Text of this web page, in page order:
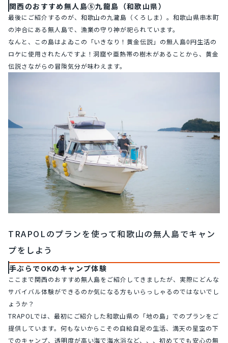
関西のおすすめ無人島⑤九龍島（和歌山県）
最後にご紹介するのが、和歌山の九瀧島（くろしま）。和歌山県串本町
の沖合にある無人島で、漁業の守り神が祀られています。
なんと、この島はよゐこの「いきなり！黄金伝説」の無人島0円生活の
ロケに使用されたんですよ！洞窟や亜熱帯の樹木があることから、黄金
伝説さながらの冒険気分が味わえます。
TRAPOLのプランを使って和歌山の無人島でキャン
プをしよう
手ぶらでOKのキャンプ体験
ここまで関西のおすすめ無人島をご紹介してきましたが、実際にどんな
サバイバル体験ができるのか気になる方もいらっしゃるのではないでし
ょうか？
TRAPOLでは、最初にご紹介した和歌山県の「地の島」でのプランをご
提供しています。何もないからこその自給自足の生活、満天の星空の下
でのキャンプ、透明度が高い海で海水浴など、、、初めてでも安心の無